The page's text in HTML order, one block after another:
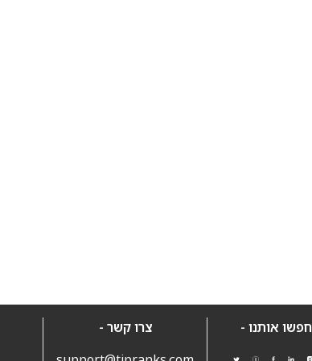
חפשו אותנו -
צרו קשר -